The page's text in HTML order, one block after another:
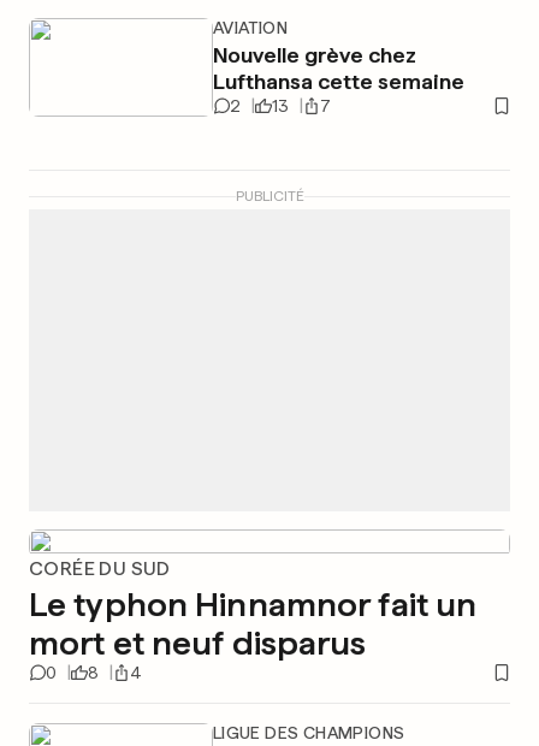
AVIATION
Nouvelle grève chez
Lufthansa cette semaine
2 13 7
PUBLICITÉ
CORÉE DU SUD
Le typhon Hinnamnor fait un
mort et neuf disparus
0 8 4
LIGUE DES CHAMPIONS